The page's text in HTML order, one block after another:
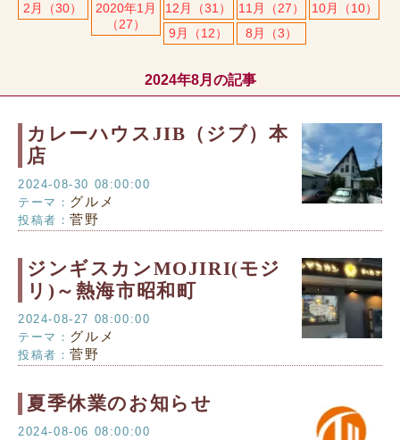
2月（30）
2020年1月
（27）
12月（31） 11月（27）
10月（10）
9月（12）
8月（3）
2024年8月の記事
カレーハウスJIB（ジブ）本
店
2024-08-30 08:00:00
テーマ： グルメ
投稿者：菅野
ジンギスカンMOJIRI(モジ
リ)～熱海市昭和町
2024-08-27 08:00:00
テーマ： グルメ
投稿者：菅野
夏季休業のお知らせ
2024-08-06 08:00:00